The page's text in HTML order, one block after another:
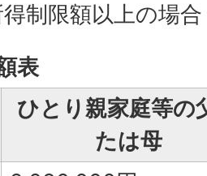
制限額以上の場合
表
ひとり親家庭等の
たは母